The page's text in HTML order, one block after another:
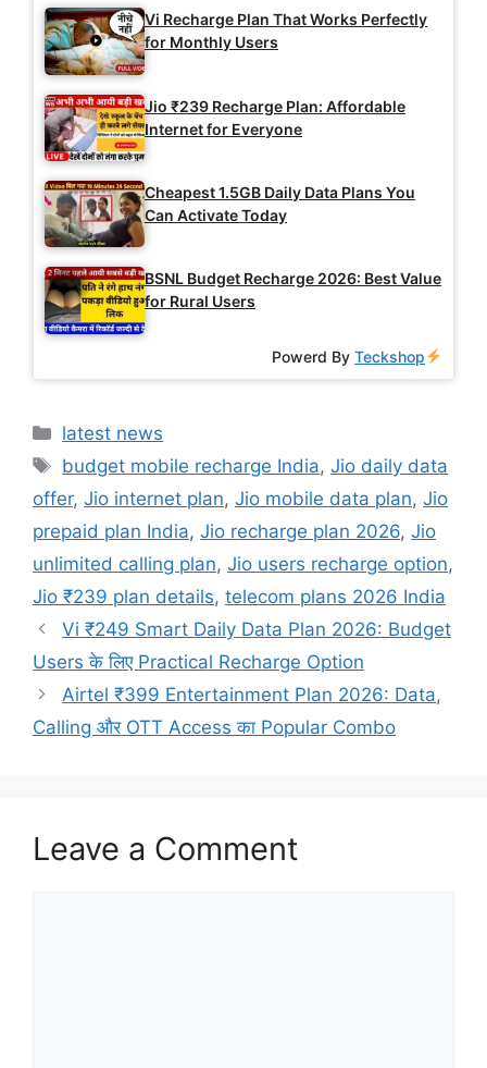
Vi Recharge Plan That Works Perfectly
for Monthly Users
Jio ₹239 Recharge Plan: Affordable
Internet for Everyone
Cheapest 1.5GB Daily Data Plans You
Can Activate Today
BSNL Budget Recharge 2026: Best Value
for Rural Users
Powerd ByTeckshop
Categories
latest news
Tags
budget mobile recharge India,Jio daily data
offer, Jio internet plan, Jio mobile data plan, Jio
prepaid plan India, Jio recharge plan 2026, Jio
unlimited calling plan, Jio users recharge option,
Jio ₹239 plan details, telecom plans 2026 India
Vi ₹249 Smart Daily Data Plan 2026: Budget
Users के लिए Practical Recharge Option
Airtel ₹399 Entertainment Plan 2026: Data,
Calling और OTT Access का Popular Combo
Leave a Comment